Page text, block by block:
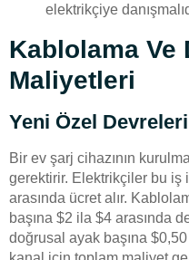
elektrikçiye
Kablolama Ve
Maliyetleri
Yeni Özel
Bir ev şarj cihazının
gerektirir. Elektrikçiler bu iş
arasında ücret alır.
başına $2 ila $4 arasında
doğrusal ayak başına